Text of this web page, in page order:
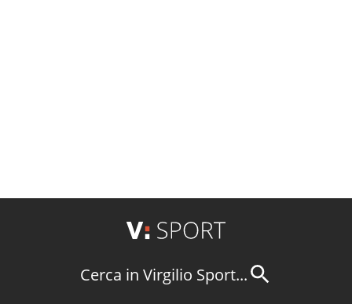
Cerca in Virgilio Sport...